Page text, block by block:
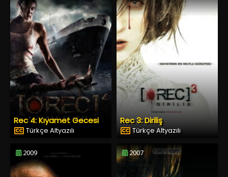
Rec 4: Kıyamet Gecesi
Türkçe Altyazılı
Rec 3: Diriliş
Türkçe Altyazılı
2009 2007